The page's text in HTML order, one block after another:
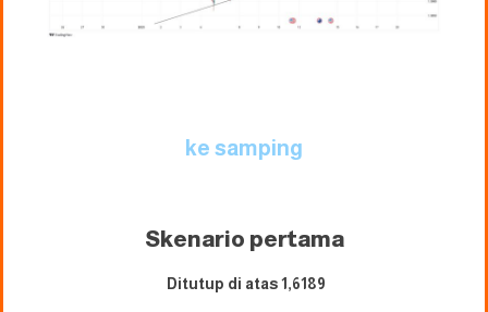
ke samping
Skenario pertama
Ditutup di atas 1,6189